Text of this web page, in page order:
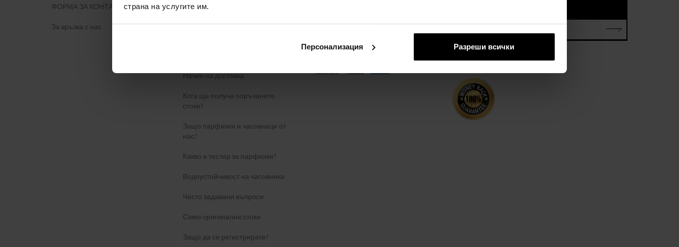
страна на услугите им.
Персонализация Разреши всички
ФОРМА ЗА КОНТАКТ
За връзка с нас
Начин на доставка
Кога ще получа поръчаните
стоки?
Защо парфюми и часовници от
нас?
Какво е тестер за парфюми?
Водоустойчивост на часовника
Често задавани въпроси
Само оригинални стоки
Защо да се регистрирате?